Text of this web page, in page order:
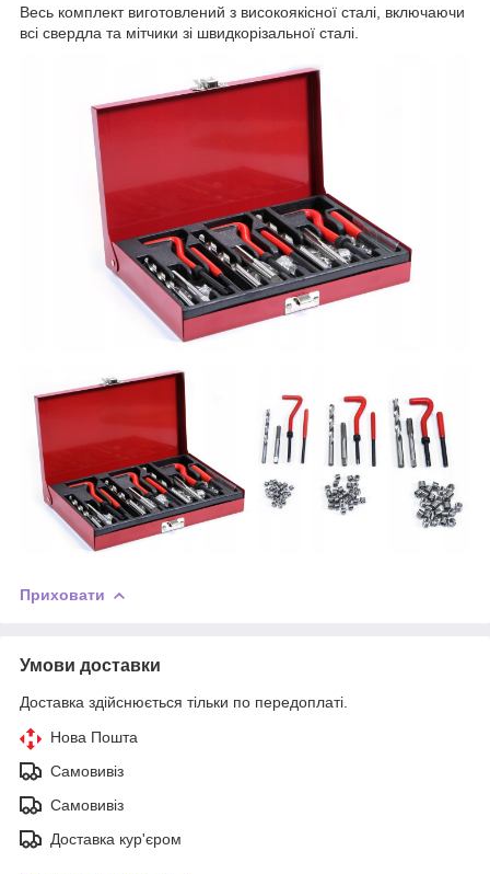
Весь комплект виготовлений з високоякісної сталі, включаючи
всі свердла та мітчики зі швидкорізальної сталі.
Приховати
Умови доставки
Доставка здійснюється тільки по передоплаті.
Нова Пошта
Самовивіз
Самовивіз
Доставка кур'єром